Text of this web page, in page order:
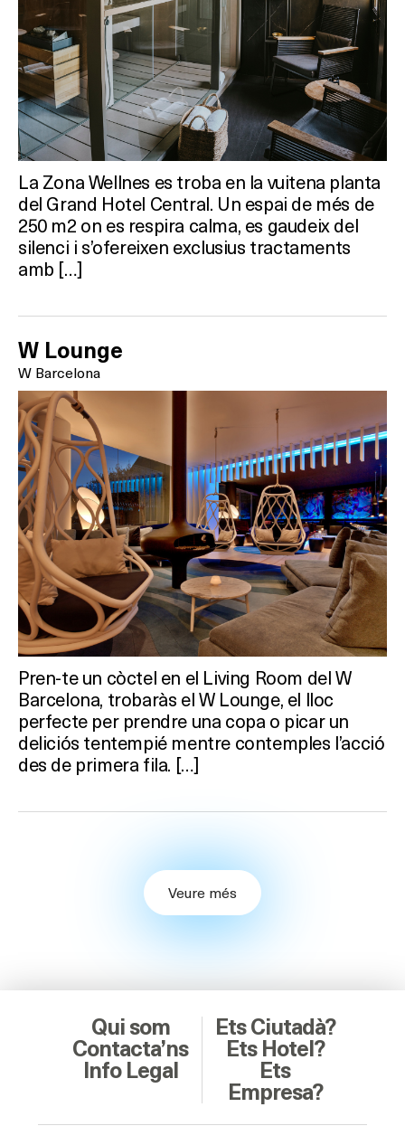
La Zona Wellnes es troba en la vuitena planta
del Grand Hotel Central. Un espai de més de
250 m2 on es respira calma, es gaudeix del
silenci i s’ofereixen exclusius tractaments
amb […]
W Lounge
W Barcelona
Pren-te un còctel en el Living Room del W
Barcelona, trobaràs el W Lounge, el lloc
perfecte per prendre una copa o picar un
deliciós tentempié mentre contemples l’acció
des de primera fila. […]
Veure més
Qui som
Contacta’ns
Info Legal
Ets Ciutadà?
Ets Hotel?
Ets
Empresa?